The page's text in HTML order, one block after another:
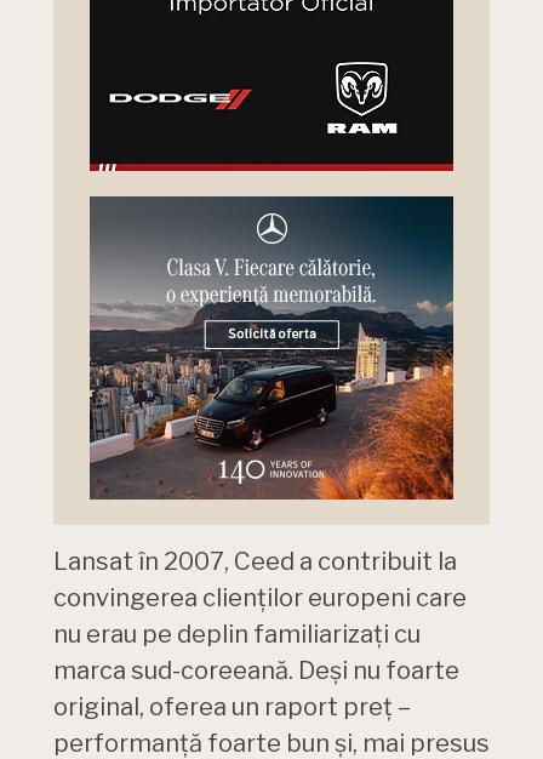
Lansat în 2007, Ceed a contribuit la
convingerea clienților europeni care
nu erau pe deplin familiarizați cu
marca sud-coreeană. Deși nu foarte
original, oferea un raport preț –
performanță foarte bun și, mai presus